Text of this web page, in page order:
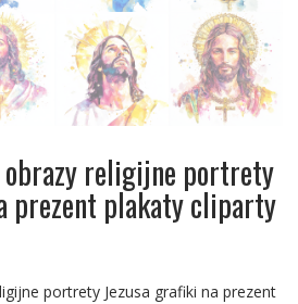
religijne portrety
prezent plakaty cliparty
portrety Jezusa grafiki na prezent